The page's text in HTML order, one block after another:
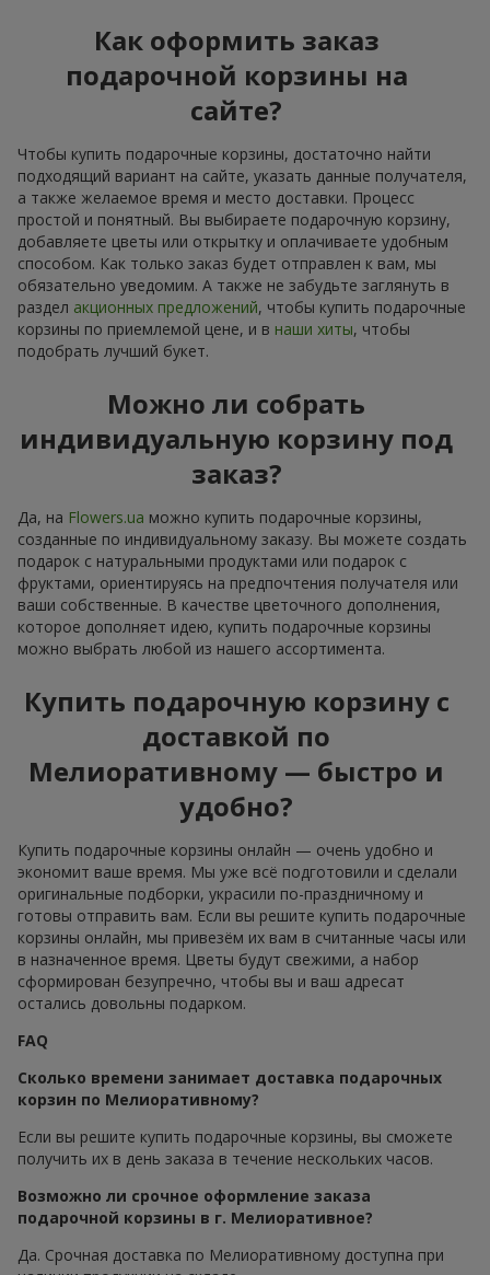
Как оформить заказ
подарочной корзины на
сайте?
Чтобы купить подарочные корзины, достаточно найти
подходящий вариант на сайте, указать данные получателя,
а также желаемое время и место доставки. Процесс
простой и понятный. Вы выбираете подарочную корзину,
добавляете цветы или открытку и оплачиваете удобным
способом. Как только заказ будет отправлен к вам, мы
обязательно уведомим. А также не забудьте заглянуть в
раздел акционных предложений, чтобы купить подарочные
корзины по приемлемой цене, и в наши хиты, чтобы
подобрать лучший букет.
Можно ли собрать
индивидуальную корзину под
заказ?
Да, на Flowers.ua можно купить подарочные корзины,
созданные по индивидуальному заказу. Вы можете создать
подарок с натуральными продуктами или подарок с
фруктами, ориентируясь на предпочтения получателя или
ваши собственные. В качестве цветочного дополнения,
которое дополняет идею, купить подарочные корзины
можно выбрать любой из нашего ассортимента.
Купить подарочную корзину с
доставкой по
Мелиоративному — быстро и
удобно?
Купить подарочные корзины онлайн — очень удобно и
экономит ваше время. Мы уже всё подготовили и сделали
оригинальные подборки, украсили по-праздничному и
готовы отправить вам. Если вы решите купить подарочные
корзины онлайн, мы привезём их вам в считанные часы или
в назначенное время. Цветы будут свежими, а набор
сформирован безупречно, чтобы вы и ваш адресат
остались довольны подарком.
FAQ
Сколько времени занимает доставка подарочных
корзин по Мелиоративному?
Если вы решите купить подарочные корзины, вы сможете
получить их в день заказа в течение нескольких часов.
Возможно ли срочное оформление заказа
подарочной корзины в г. Мелиоративное?
Да. Срочная доставка по Мелиоративному доступна при